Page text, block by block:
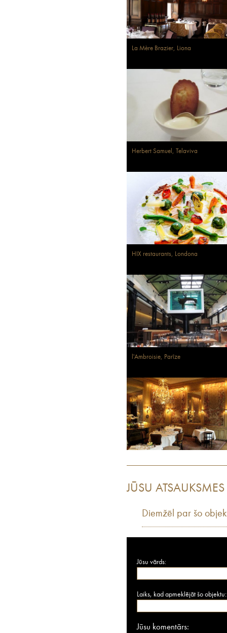
La Mère Brazier, Liona
Herbert Samuel, Telaviva
HIX restaurants, Londona
l'Ambroisie, Parīze
JŪSU ATSAUKSMES
Diemžēl par šo
Jūsu vārds:
Laiks, kad apmeklējāt šo objektu:
Jūsu komentārs: